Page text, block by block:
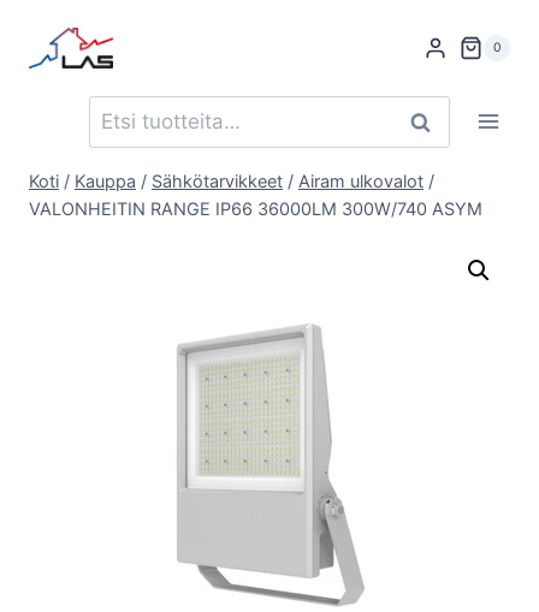
sisältöön
0
Etsi: Haku
Koti / Kauppa / Sähkötarvikkeet / Airam ulkovalot /
VALONHEITIN RANGE IP66 36000LM 300W/740 ASYM